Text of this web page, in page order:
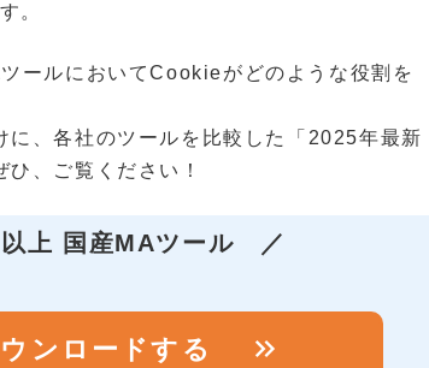
。
ールにおいてCookieがどのような役割を
に、各社のツールを比較した「2025年最新
、ご覧ください！
上 国産MAツール ／
ンロードする keyboard_double_arrow_right